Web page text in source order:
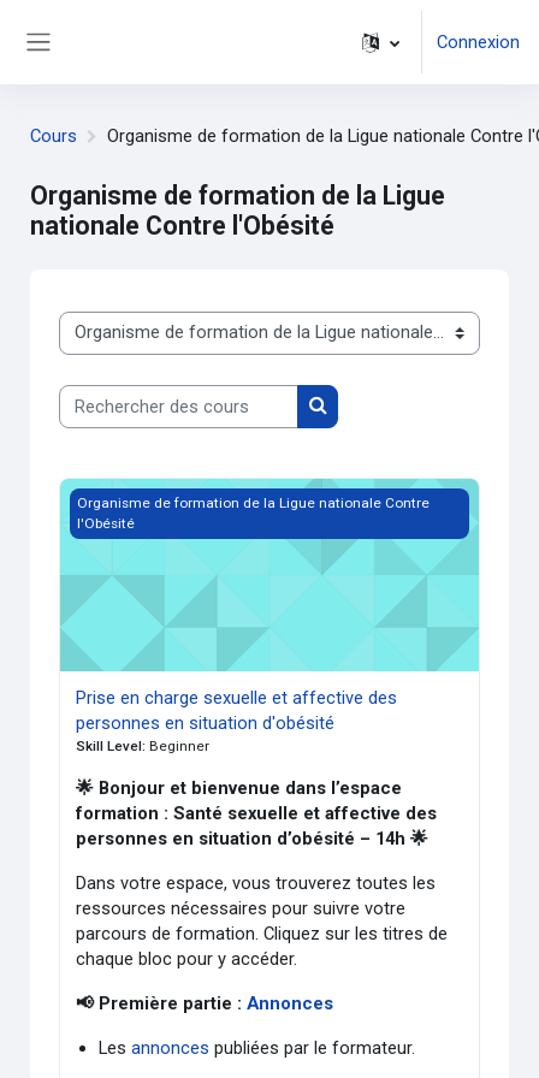
Connexion
Cours Organisme de formation de la Ligue nationale Contre
Organisme de formation de la Ligue
nationale Contre l'Obésité
Catégories de cours
Rechercher des cours
Rechercher des cours
Image du cours Prise en charge sexuelle et affective des
Organisme de formation de la Ligue nationale Contre
l'Obésité
Prise en charge sexuelle et affective des
personnes en situation d'obésité
Skill Level:Beginner
🌟 Bonjour et bienvenue dans l’espace
formation : Santé sexuelle et affective des
personnes en situation d’obésité – 14h 🌟
Dans votre espace, vous trouverez toutes les
ressources nécessaires pour suivre votre
parcours de formation. Cliquez sur les titres de
chaque bloc pour y accéder.
📢 Première partie :Annonces
Lesannonces publiées par le formateur.